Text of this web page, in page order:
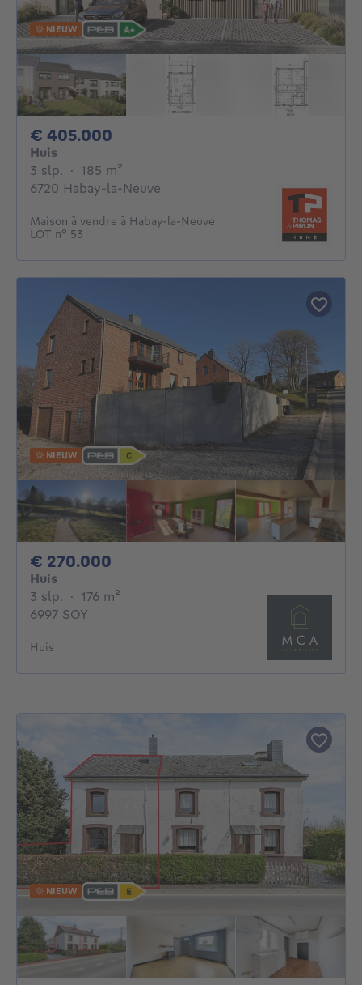
NIEUW
€ 405.000
Huis
3 slp. 3 slaapkamers
· 185 m²
6720 Habay-la-Neuve
Maison à vendre à Habay-la-Neuve
LOT n° 53
NIEUW
€ 270.000
Huis
3 slp. 3 slaapkamers
· 176 m²
6997 SOY
Huis
NIEUW